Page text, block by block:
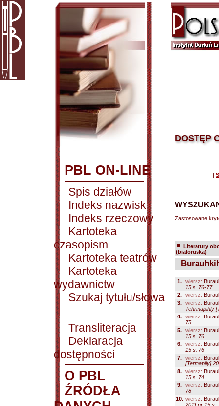
PBL ON-LINE
Spis działów
Indeks nazwisk
Indeks rzeczowy
Kartoteka
czasopism
Kartoteka teatrów
Kartoteka
wydawnictw
Szukaj tytułu/słowa
Transliteracja
Deklaracja
dostępności
O PBL
ŹRÓDŁA
DOSTĘP
|
Zastosowane
Literatury
(białoruska)
1. wiersz:
15 s. 76-77
2. wiersz:
3. wiersz:
Tehrmapihly
4. wiersz:
75
5. wiersz:
15 s. 76
6. wiersz:
15 s. 76
7. wiersz:
[Termapily]
8. wiersz:
15 s. 74
9. wiersz:
78
10. wiersz:
2011 nr 15 s.